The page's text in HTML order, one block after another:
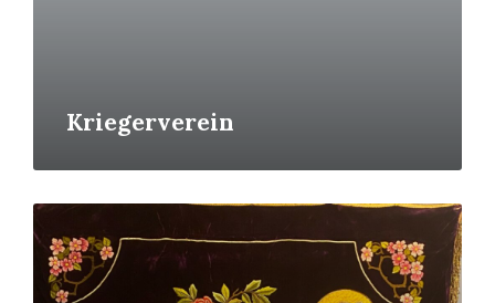
Kriegerverein
Read
More